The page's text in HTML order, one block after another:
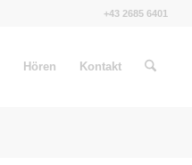
+43 2685 6401
Hören Kontakt